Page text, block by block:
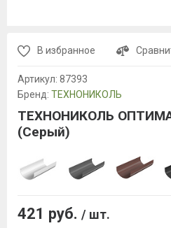
В избранное
Артикул: 87393
Бренд: ТЕХНОНИКОЛЬ
ТЕХНОНИКОЛЬ
(Серый)
421 руб. / шт.